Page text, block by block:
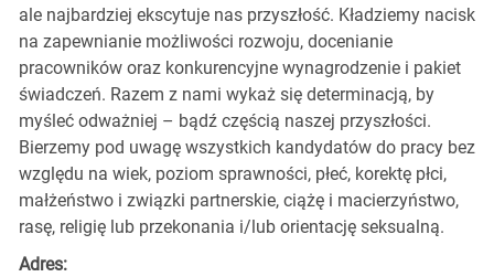
ale najbardziej ekscytuje nas przyszłość. Kładziemy nacisk
na zapewnianie możliwości rozwoju, docenianie
pracowników oraz konkurencyjne wynagrodzenie i pakiet
świadczeń. Razem z nami wykaż się determinacją, by
myśleć odważniej – bądź częścią naszej przyszłości.
Bierzemy pod uwagę wszystkich kandydatów do pracy bez
względu na wiek, poziom sprawności, płeć, korektę płci,
małżeństwo i związki partnerskie, ciążę i macierzyństwo,
rasę, religię lub przekonania i/lub orientację seksualną.
Adres: